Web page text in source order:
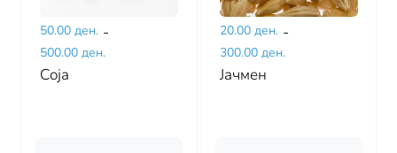
50.00 ден. -
500.00 ден.
Соја
20.00 ден. -
300.00 ден.
Јачмен